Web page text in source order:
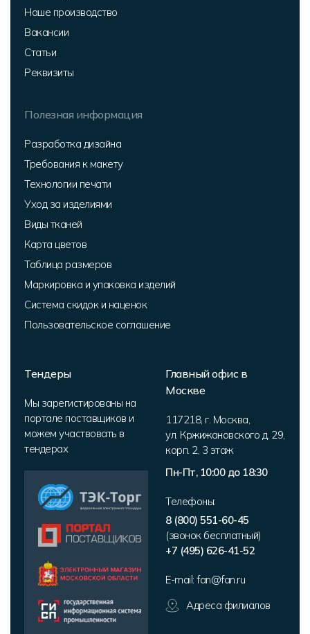
Наше производство
Вакансии
Статьи
Реквизиты
Полезная информация
Разработка дизайна
Требования к макету
Технологии печати
Уход за изделиями
Виды тканей
Карта цветов
Таблица размеров
Маркировка и упаковка изделий
Система скидок и наценок
Пользовательское соглашение
Тендеры
Мы зарегистированы на
портале поставщиков и
можем участвовать в
тендерах
Главный офис в
Москве
117218, г. Москва,
ул. Кржижановского д. 29,
корп. 2, 3 этаж
Пн-Пт, 10:00 до 18:30
Телефоны:
8 (800) 551-60-45
(звонок бесплатный)
+7 (495) 626-41-52
E-mail: fan@fan.ru
Адреса филиалов